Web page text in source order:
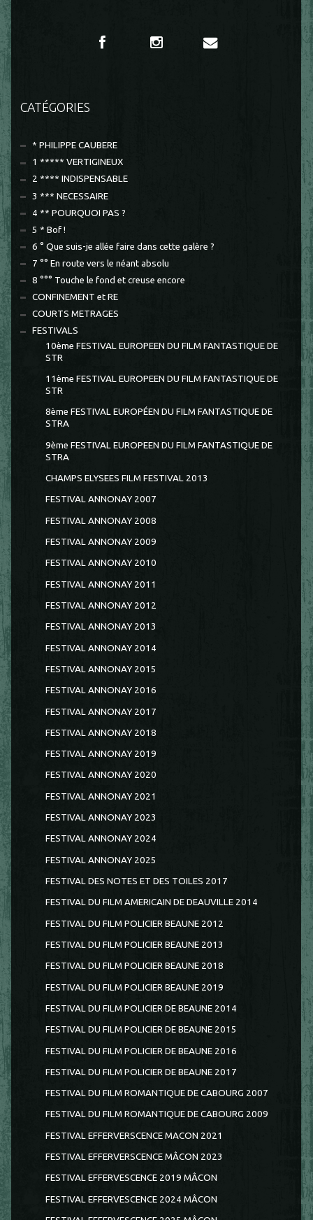
CATÉGORIES
* PHILIPPE CAUBERE
1 ***** VERTIGINEUX
2 **** INDISPENSABLE
3 *** NECESSAIRE
4 ** POURQUOI PAS ?
5 * Bof !
6 ° Que suis-je allée faire dans cette galère ?
7 °° En route vers le néant absolu
8 °°° Touche le fond et creuse encore
CONFINEMENT et RE
COURTS METRAGES
FESTIVALS
10ème FESTIVAL EUROPEEN DU FILM FANTASTIQUE DE
STR
11ème FESTIVAL EUROPEEN DU FILM FANTASTIQUE DE
STR
8ème FESTIVAL EUROPÉEN DU FILM FANTASTIQUE DE
STRA
9ème FESTIVAL EUROPEEN DU FILM FANTASTIQUE DE
STRA
CHAMPS ELYSEES FILM FESTIVAL 2013
FESTIVAL ANNONAY 2007
FESTIVAL ANNONAY 2008
FESTIVAL ANNONAY 2009
FESTIVAL ANNONAY 2010
FESTIVAL ANNONAY 2011
FESTIVAL ANNONAY 2012
FESTIVAL ANNONAY 2013
FESTIVAL ANNONAY 2014
FESTIVAL ANNONAY 2015
FESTIVAL ANNONAY 2016
FESTIVAL ANNONAY 2017
FESTIVAL ANNONAY 2018
FESTIVAL ANNONAY 2019
FESTIVAL ANNONAY 2020
FESTIVAL ANNONAY 2021
FESTIVAL ANNONAY 2023
FESTIVAL ANNONAY 2024
FESTIVAL ANNONAY 2025
FESTIVAL DES NOTES ET DES TOILES 2017
FESTIVAL DU FILM AMERICAIN DE DEAUVILLE 2014
FESTIVAL DU FILM POLICIER BEAUNE 2012
FESTIVAL DU FILM POLICIER BEAUNE 2013
FESTIVAL DU FILM POLICIER BEAUNE 2018
FESTIVAL DU FILM POLICIER BEAUNE 2019
FESTIVAL DU FILM POLICIER DE BEAUNE 2014
FESTIVAL DU FILM POLICIER DE BEAUNE 2015
FESTIVAL DU FILM POLICIER DE BEAUNE 2016
FESTIVAL DU FILM POLICIER DE BEAUNE 2017
FESTIVAL DU FILM ROMANTIQUE DE CABOURG 2007
FESTIVAL DU FILM ROMANTIQUE DE CABOURG 2009
FESTIVAL EFFERVERSCENCE MACON 2021
FESTIVAL EFFERVERSCENCE MÂCON 2023
FESTIVAL EFFERVESCENCE 2019 MÂCON
FESTIVAL EFFERVESCENCE 2024 MÂCON